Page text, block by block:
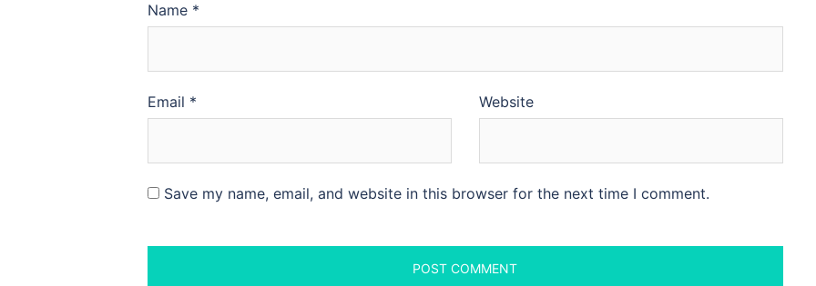
Name *
Email * Website
Save my name, email, and website in this browser for the next time I comment.